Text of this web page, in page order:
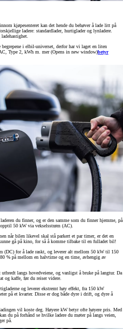
kjøpesenteret kan det hende du behøver å lade litt på
ladere: standardlader, hurtiglader og lynladere.
i elbil-universet, derfor har vi laget en liten
Type 2, kWh m. mer(Opens in new window)betyr
du finner, og er den samme som du finner hjemme, på
50 kW via vekselsstrøm (AC).
når bilen likevel skal stå parkert et par timer, er det en
gå på kino, for så å komme tilbake til en fulladet bil!
(DC) for å lade raskt, og leverer alt mellom 50 kW til 150
% på mellom en halvtime og en time, avhengig av
langs hovedveiene, og vanligst å bruke på langtur. Da
og kaffe, før du reiser videre.
og leverer ekstremt høy effekt, fra 150 kW
på et kvarter. Disse er dog både dyre i drift, og dyre å
vil koste deg. Høyere kW betyr ofte høyere pris. Med
kan du på forhånd se hvilke ladere du møter på langs veien,
på.